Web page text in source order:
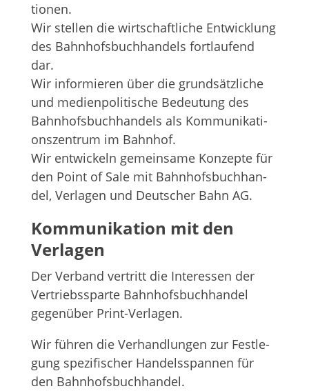
tio­nen.
Wir stel­len die wirt­schaft­li­che Ent­wick­lung
des Bahn­hofs­buch­han­dels fort­lau­fend
dar.
Wir infor­mie­ren über die grund­sätz­li­che
und medi­en­po­li­ti­sche Bedeu­tung des
Bahn­hofs­buch­han­dels als Kom­mu­ni­ka­ti­
ons­zen­trum im Bahn­hof.
Wir ent­wi­ckeln gemein­same Kon­zepte für
den Point of Sale mit Bahn­hofs­buch­han­
del, Ver­la­gen und Deut­scher Bahn AG.
Kom­mu­ni­ka­tion mit den
Verlagen
Der Ver­band ver­tritt die Inter­es­sen der
Ver­triebs­sparte Bahn­hofs­buch­han­del
gegen­über Print-Verlagen.
Wir füh­ren die Ver­hand­lun­gen zur Fest­le­
gung spe­zi­fi­scher Han­dels­span­nen für
den Bahn­hofs­buch­han­del.